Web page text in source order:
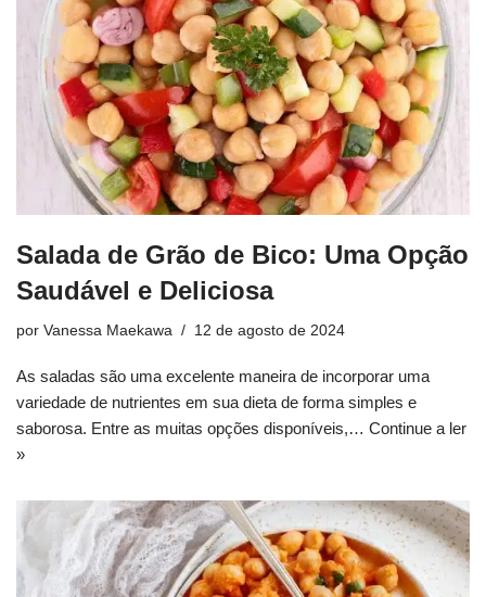
Salada de Grão de Bico: Uma Opção
Saudável e Deliciosa
por Vanessa Maekawa 12 de agosto de 2024
As saladas são uma excelente maneira de incorporar uma
variedade de nutrientes em sua dieta de forma simples e
saborosa. Entre as muitas opções disponíveis,… Continue a ler
»